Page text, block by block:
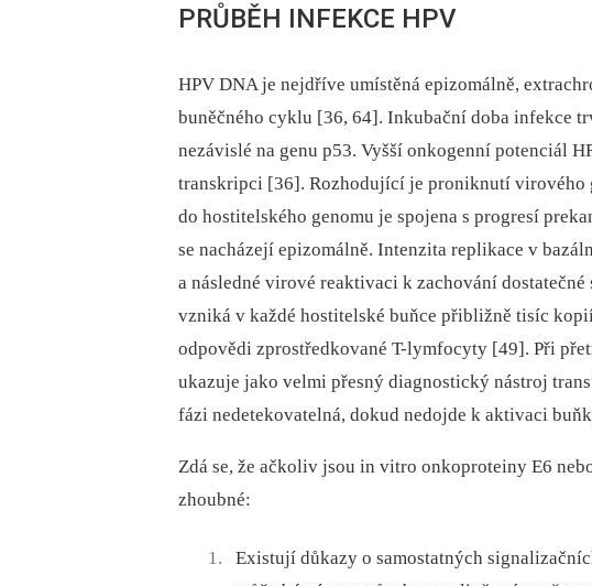
PRŮBĚH INFEKCE HPV
HPV DNA je nejdříve umístěná epizomálně,
buněčného cyklu [36, 64]. Inkubační doba infekce
nezávislé na genu p53. Vyšší onkogenní potenciál
transkripci [36]. Rozhodující je proniknutí virového
do hostitelského genomu je spojena s progresí
se nacházejí epizomálně. Intenzita replikace v
a následné virové reaktivaci k zachování
vzniká v každé hostitelské buňce přibližně tisíc
odpovědi zprostředkované T-lymfocyty [49]. Při
ukazuje jako velmi přesný diagnostický nástroj
fázi nedetekovatelná, dokud nedojde k aktivaci
Zdá se, že ačkoliv jsou in vitro onkoproteiny E6
zhoubné:
Existují důkazy o samostatných